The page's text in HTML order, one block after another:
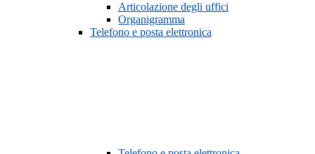
Articolazione degli uffici
Organigramma
Telefono e posta elettronica